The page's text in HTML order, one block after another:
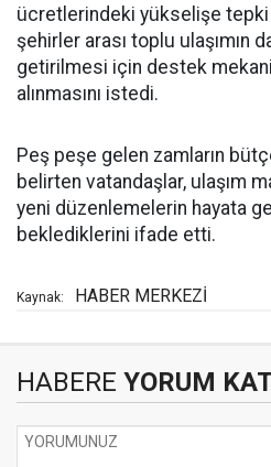
ücretlerindeki yükselişe tepki
şehirler arası toplu ulaşımın
getirilmesi için destek
alınmasını istedi.
Peş peşe gelen zamların
belirten vatandaşlar, ulaşım
yeni düzenlemelerin hayata
beklediklerini ifade etti.
Kaynak: HABER MERKEZİ
HABERE YORUM